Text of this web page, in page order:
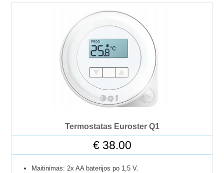
Termostatas Euroster Q1
€38.00
Maitinimas: 2x AA baterijos po 1,5 V.